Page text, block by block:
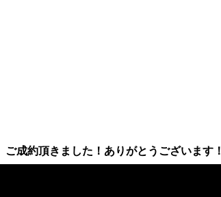
ご成約頂きました！ありがとうございます！